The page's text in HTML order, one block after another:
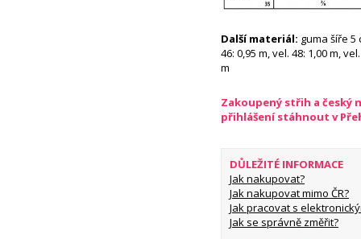
Další materiál: guma šíře 5
46: 0,95 m, vel. 48: 1,00 m,
m
Zakoupený střih a český
přihlášení stáhnout v
DŮLEŽITÉ INFORMACE
Jak nakupovat?
Jak nakupovat mimo ČR?
Jak pracovat s
Jak se správně změřit?